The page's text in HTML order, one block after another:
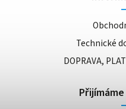
Technické
DOPRAVA,